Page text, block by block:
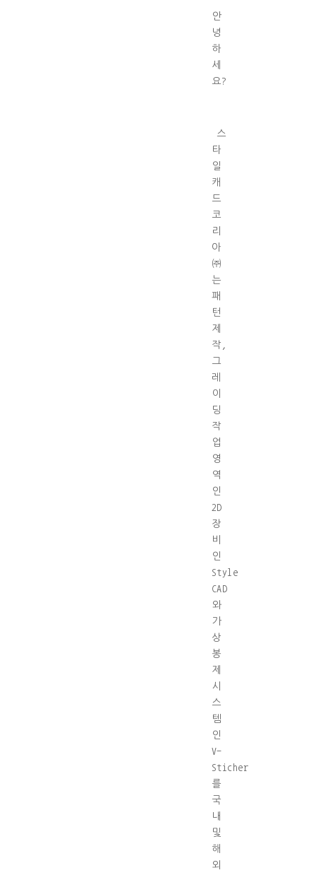
안
녕
하
세
요?
스
타
일
캐
드
코
리
아
㈜
는
패
턴
제
작,
그
레
이
딩
작
업
영
역
인
2D
장
비
인
Style
CAD
와
가
상
봉
제
시
스
템
인
V-
Sticher
를
국
내
및
해
외